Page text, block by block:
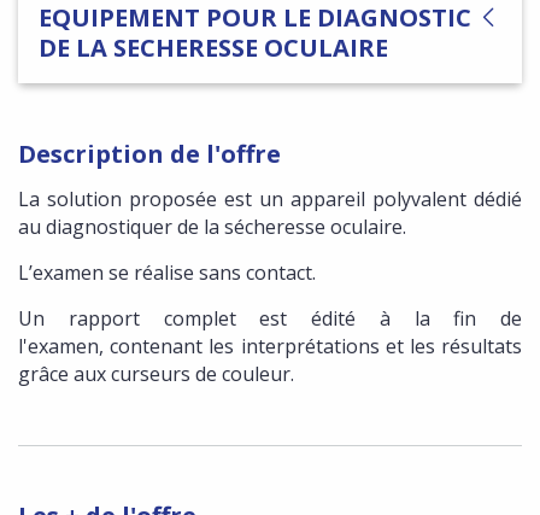
EQUIPEMENT POUR LE DIAGNOSTIC
DE LA SECHERESSE OCULAIRE
Description de l'offre
La solution proposée est un appareil polyvalent dédié
au diagnostiquer de la sécheresse oculaire.
L’examen se réalise sans contact.
Un rapport complet est édité à la fin de
l'examen, contenant les interprétations et les résultats
grâce aux curseurs de couleur.